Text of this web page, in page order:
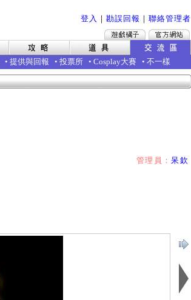
登入 ｜ 勘誤回報 ｜ 聯絡管理者
• 提供與回報 • 投票所 • Cosplay大賽 • 不一樣
管理員：呆欽